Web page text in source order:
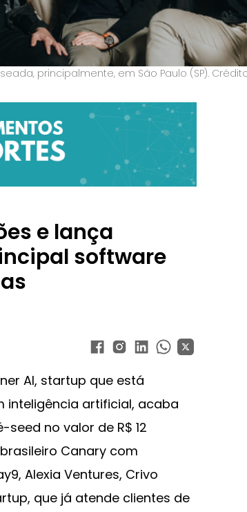
principalmente, em São Paulo (SP).
e lança
software
AI, startup que está
inteligência artificial, acaba
no valor de R$ 12
Canary com
Alexia Ventures, Crivo
que já atende clientes de